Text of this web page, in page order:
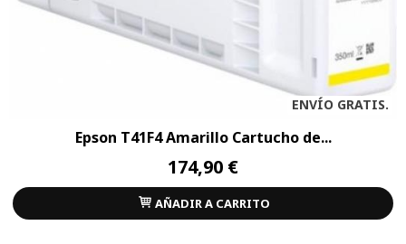
ENVÍO GRATIS.
Epson T41F4 Amarillo Cartucho de...
174,90 €
AÑADIR A CARRITO